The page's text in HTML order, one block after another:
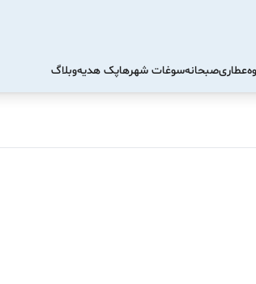
عطاریصبحانهسوغات شهرهاپک هدیهوبلاگ